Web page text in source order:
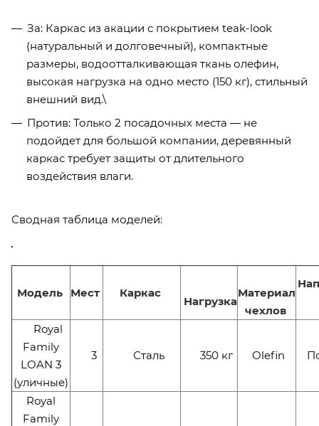
За: Каркас из акации с покрытием teak-look
(натуральный и долговечный), компактные
размеры, водоотталкивающая ткань олефин,
высокая нагрузка на одно место (150 кг), стильный
внешний вид.\
Против: Только 2 посадочных места — не
подойдет для большой компании, деревянный
каркас требует защиты от длительного
воздействия влаги.
Сводная таблица моделей:
Модель Мест Каркас
Нагрузка
Материал
чехлов
Royal
Family
LOAN 3
(уличные)
3 Сталь 350 кг Olefin
Royal
Family